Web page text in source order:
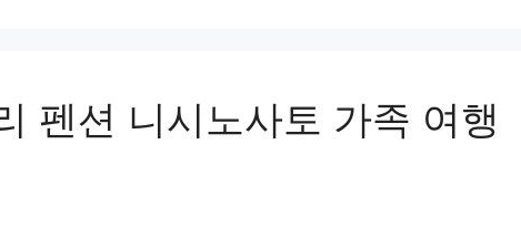
펜션 니시노사토 가족 여행